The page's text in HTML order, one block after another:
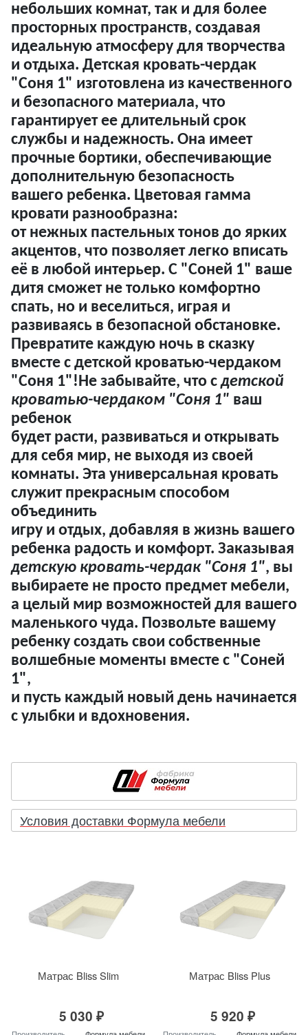
небольших комнат, так и для более
просторных пространств, создавая
идеальную атмосферу для творчества
и отдыха. Детская кровать-чердак
"Соня 1" изготовлена из качественного
и безопасного материала, что
гарантирует ее длительный срок
службы и надежность. Она имеет
прочные бортики, обеспечивающие
дополнительную безопасность
вашего ребенка. Цветовая гамма
кровати разнообразна:
от нежных пастельных тонов до ярких
акцентов, что позволяет легко вписать
её в любой интерьер. С "Соней 1" ваше
дитя сможет не только комфортно
спать, но и веселиться, играя и
развиваясь в безопасной обстановке.
Превратите каждую ночь в сказку
вместе с детской кроватью-чердаком
"Соня 1"!Не забывайте, что сдетской
кроватью-чердаком "Соня 1" ваш
ребенок
будет расти, развиваться и открывать
для себя мир, не выходя из своей
комнаты. Эта универсальная кровать
служит прекрасным способом
объединить
игру и отдых, добавляя в жизнь вашего
ребенка радость и комфорт. Заказывая
детскую кровать-чердак "Соня 1", вы
выбираете не просто предмет мебели,
а целый мир возможностей для вашего
маленького чуда. Позвольте вашему
ребенку создать свои собственные
волшебные моменты вместе с "Соней
1",
и пусть каждый новый день начинается
с улыбки и вдохновения.
Условия доставки Формула мебели
Матрас Bliss Slim
5 030 ₽
Матрас Bliss Plus
5 920 ₽